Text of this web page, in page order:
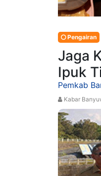
Pengairan
Jaga
Ipuk
Pemkab
Kabar